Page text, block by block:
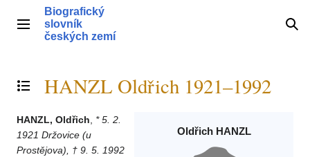
obsahHlavní menu
Biografický
slovník
českých zemí
Přepnout obsah
HANZL Oldřich 1921–1992
Oldřich HANZL
HANZL, Oldřich
* 5. 2.
1921 Držovice (u
Prostějova), † 9. 5. 1992